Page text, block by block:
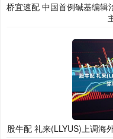
桥宜速配 中国首例碱基编辑
股牛配 礼来(LLYUS)上调海